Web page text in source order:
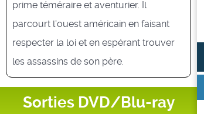
prime téméraire et aventurier. Il
parcourt l'ouest américain en faisant
respecter la loi et en espérant trouver
les assassins de son père.
Sorties DVD/Blu-ray